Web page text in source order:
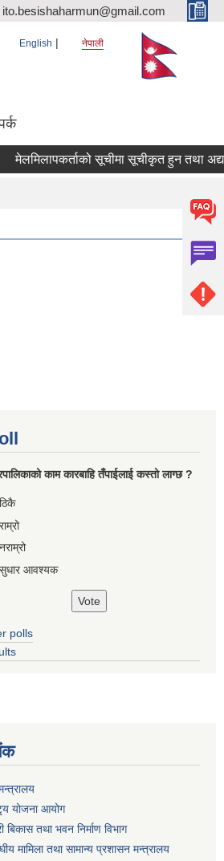
English नेपाली
सूचीमा सूचीकृत हुन तथा
काम कारबाहि तँपाईलाई कस्तो लाग्छ ?
ठिकै
राम्रो
नराम्रो
सुधार आवश्यक
polls
योजना आयोग
बिकास तथा भवन निर्माण विभाग
मामिला तथा सामान्य प्रशासन मन्त्रालय